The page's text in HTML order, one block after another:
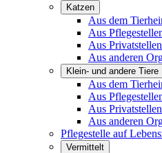
Katzen
Aus dem
Aus
Aus Privatstellen
Aus anderen
Klein- und andere Tiere
Aus dem
Aus
Aus Privatstellen
Aus anderen
Pflegestelle auf
Vermittelt